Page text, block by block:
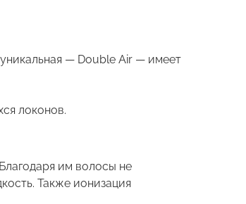
— Double Air — имеет
локонов.
им волосы не
Также ионизация